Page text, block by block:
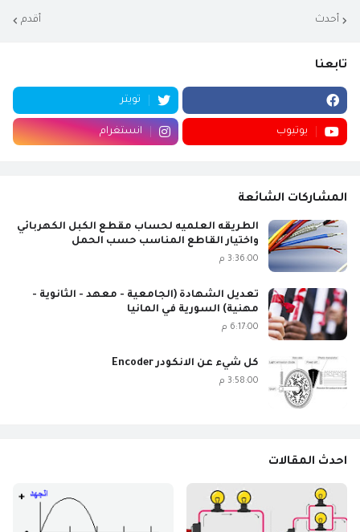
أحدث أقدم
تابعنا
تويتر
يوتيوب انستغرام
المشاركات الشائعة
الطريقه العلميه لحساب مقطع الكبل الكهربائي
واختيار القاطع المناسب حسب الحمل
3:36:00 م
تعديل الشهادة (الجامعية - معهد - الثانوية -
مهنية) السورية في المانيا
6:17:00 م
كل شيء عن الانكودر Encoder
3:58:00 م
احدث المقالات